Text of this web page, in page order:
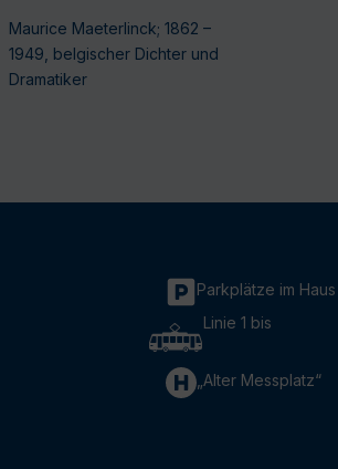
Maurice Maeterlinck; 1862 –
1949, belgischer Dichter und
Dramatiker
Parkplätze im Haus
Linie 1 bis
„Alter Messplatz“